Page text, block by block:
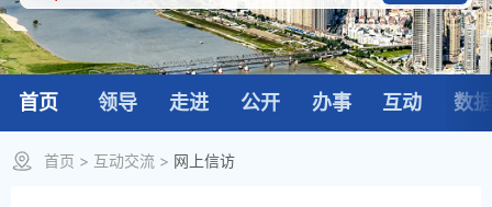
首页 领导 走进 公开 办事 互动 数
首页 > 互动交流 > 网上信访